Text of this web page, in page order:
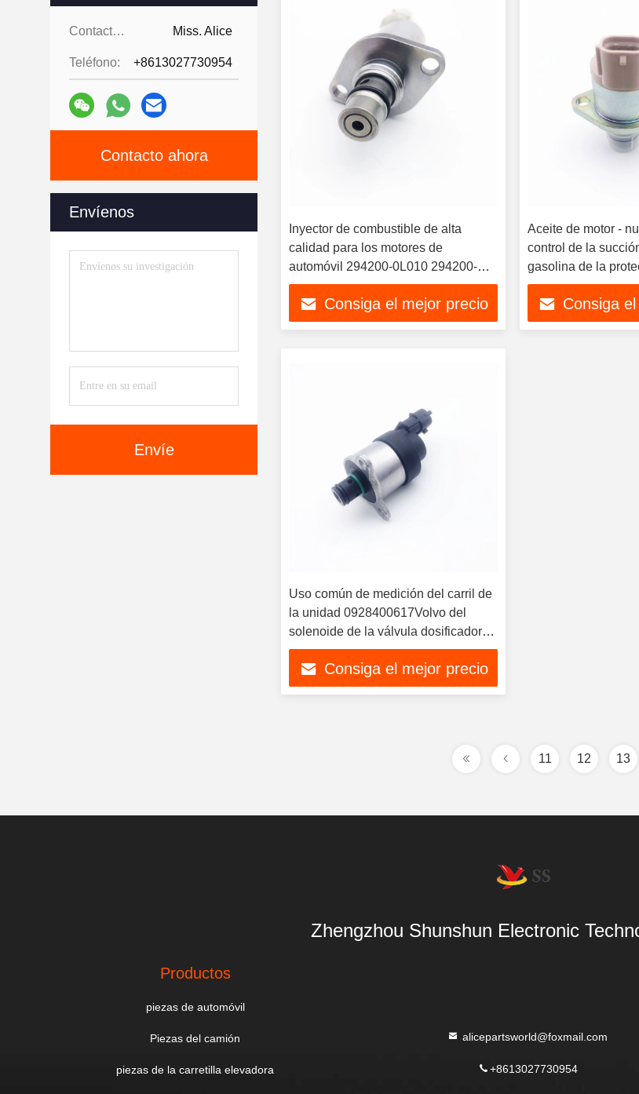
Contactos: Miss. Alice
Teléfono: +8613027730954
Contacto ahora
Envíenos
Envíe
Inyector de combustible de alta
calidad para los motores de
automóvil 294200-0L010 294200-
0040 294200-0041 294200-0042
294200-0043
Consiga el mejor precio
Aceite de motor -
control de la
gasolina de la
grado 294009-
294200-0160 SCV
Consiga
Uso común de medición del carril de
la unidad 0928400617Volvo del
solenoide de la válvula dosificadora
de combustible para la bomba de alta
presión de Bosch 0445020068
Consiga el mejor precio
11 12 13
Zhengzhou Shunshun Electronic
Productos
piezas de automóvil
Piezas del camión
piezas de la carretilla elevadora
alicepartsworld@foxmail.com
+8613027730954